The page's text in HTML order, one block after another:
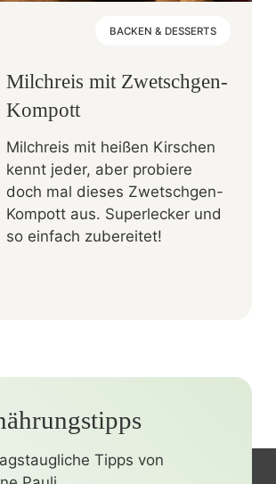
BACKEN & DESSERTS
Milchreis mit Zwetschgen-
Kompott
Milchreis mit heißen Kirschen
kennt jeder, aber probiere
doch mal dieses Zwetschgen-
Kompott aus. Superlecker und
so einfach zubereitet!
Tipps von